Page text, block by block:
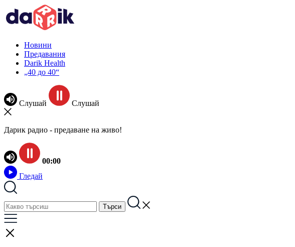
Новини
Предавания
Darik Health
„40 до 40“
Слушай Слушай
Дарик радио - предаване на живо!
00:00
Гледай